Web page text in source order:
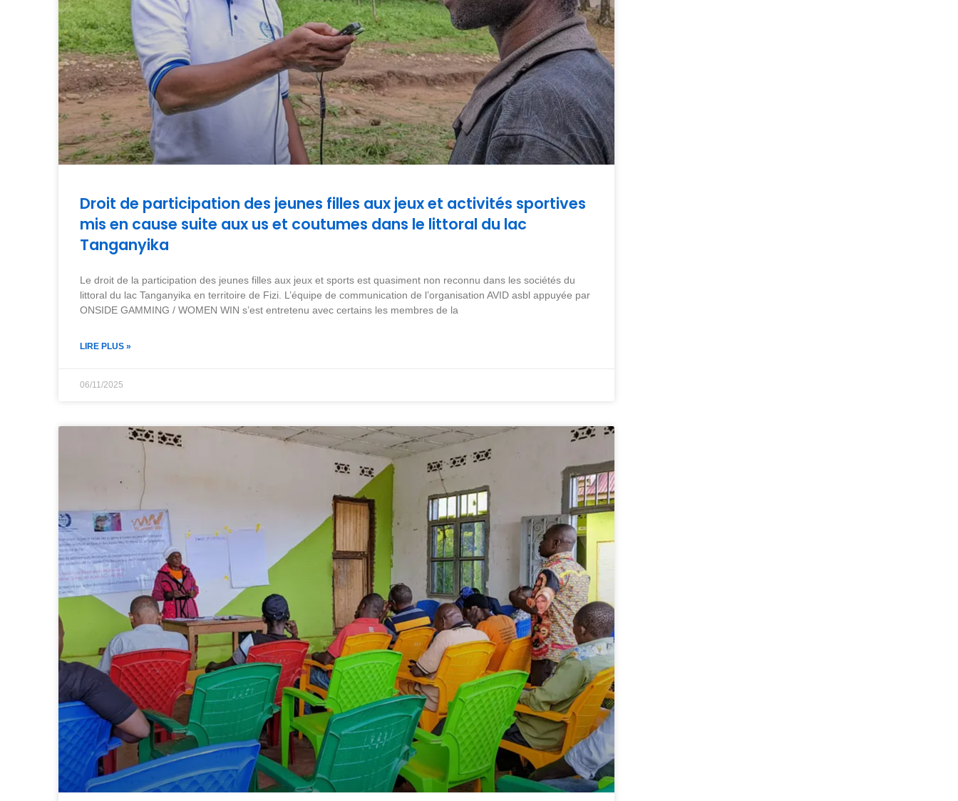
Droit de participation des jeunes filles aux jeux et activités sportives
mis en cause suite aux us et coutumes dans le littoral du lac
Tanganyika
Le droit de la participation des jeunes filles aux jeux et sports est quasiment non reconnu dans les sociétés du
littoral du lac Tanganyika en territoire de Fizi. L’équipe de communication de l’organisation AVID asbl appuyée par
ONSIDE GAMMING / WOMEN WIN s’est entretenu avec certains les membres de la
LIRE PLUS »
06/11/2025